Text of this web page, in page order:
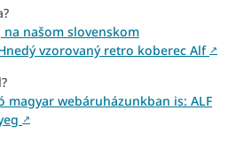
našom slovenskom
vzorovaný retro koberec Alf ↗
magyar webáruházunkban is: ALF
↗